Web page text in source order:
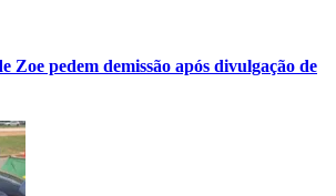
Zoe pedem demissão após divulgação de